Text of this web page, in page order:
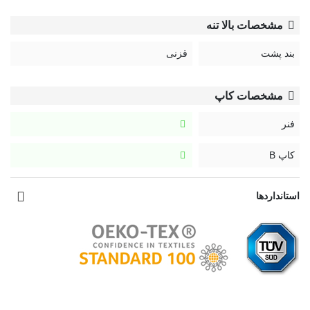
Andiaمشخصات بالا تنه
بند پشت قزنی
مشخصات کاپ
فنر
کاپ B
استانداردها